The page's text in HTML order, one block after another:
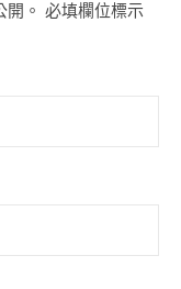
。 必填欄位標示